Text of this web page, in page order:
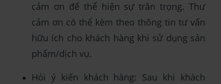
cảm ơn để thể hiện sự trân trọng. Thư
cảm ơn có thể kèm theo thông tin tư vấn
hữu ích cho khách hàng khi sử dụng sản
phẩm/dịch vụ.
Hỏi ý kiến khách hàng: Sau khi khách